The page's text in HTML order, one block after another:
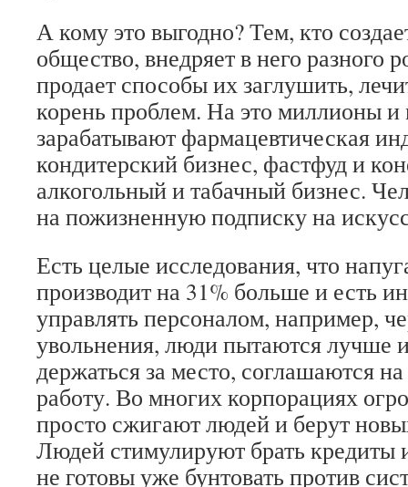
А кому это выгодно? Тем, кто
общество, внедряет в него разного
продает способы их заглушить,
корень проблем. На это миллионы
зарабатывают фармацевтическая
кондитерский бизнес, фастфуд и
алкогольный и табачный бизнес.
на пожизненную подписку на
Есть целые исследования, что
производит на 31% больше и есть
управлять персоналом, например,
увольнения, люди пытаются лучше
держаться за место, соглашаются
работу. Во многих корпорациях
просто сжигают людей и берут
Людей стимулируют брать кредиты
не готовы уже бунтовать против